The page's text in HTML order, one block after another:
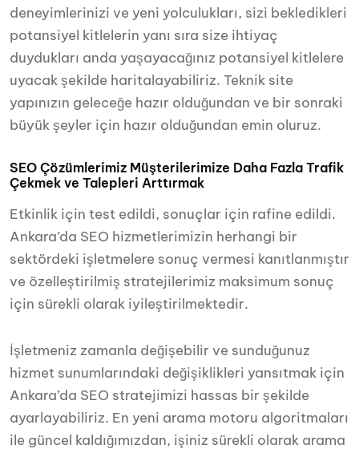
deneyimlerinizi ve yeni yolculukları, sizi bekledikleri
potansiyel kitlelerin yanı sıra size ihtiyaç
duydukları anda yaşayacağınız potansiyel kitlelere
uyacak şekilde haritalayabiliriz. Teknik site
yapınızın geleceğe hazır olduğundan ve bir sonraki
büyük şeyler için hazır olduğundan emin oluruz.
SEO Çözümlerimiz Müşterilerimize Daha Fazla Trafik
Çekmek ve Talepleri Arttırmak
Etkinlik için test edildi, sonuçlar için rafine edildi.
Ankara’da SEO hizmetlerimizin herhangi bir
sektördeki işletmelere sonuç vermesi kanıtlanmıştır
ve özelleştirilmiş stratejilerimiz maksimum sonuç
için sürekli olarak iyileştirilmektedir.
İşletmeniz zamanla değişebilir ve sunduğunuz
hizmet sunumlarındaki değişiklikleri yansıtmak için
Ankara’da SEO stratejimizi hassas bir şekilde
ayarlayabiliriz. En yeni arama motoru algoritmaları
ile güncel kaldığımızdan, işiniz sürekli olarak arama